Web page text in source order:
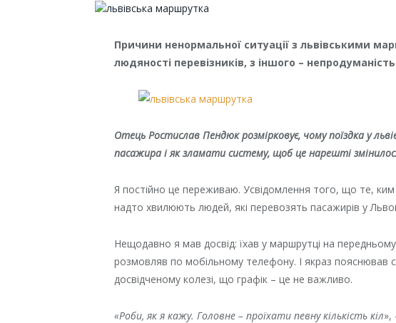
Причини ненормальної ситуації з львівськими
людяності перевізників, з іншого –
Отець Ростислав Пендюк розмірковує, чому поїздка у
пасажира і як зламати систему, щоб це нарешті
Я постійно це переживаю. Усвідомлення того, що те,
надто хвилюють людей, які перевозять пасажирів у
Нещодавно я мав досвід: їхав у маршрутці на передньому
розмовляв по мобільному телефону. І якраз пояснював
досвідченому колезі, що графік – це не важливо.
«Роби, як я кажу. Головне – проїхати певну кількість кіл»,